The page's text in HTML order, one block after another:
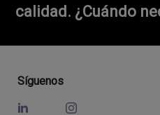
calidad. ¿Cuándo
Síguenos